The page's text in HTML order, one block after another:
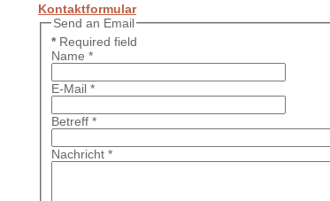
Kontaktformular
Send an Email
*Required field
Name *
E-Mail*
Betreff*
Nachricht*